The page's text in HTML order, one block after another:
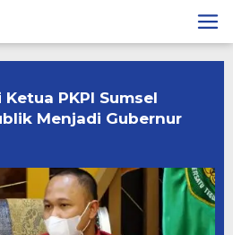
PKPI Sumsel
Menjadi Gubernur